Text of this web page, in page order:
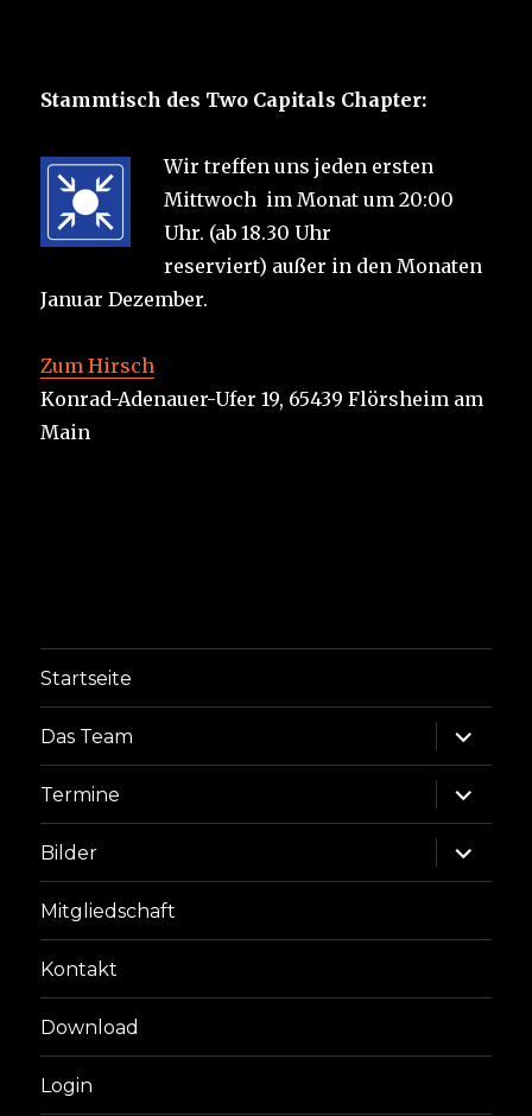
Stammtisch des Two Capitals Chapter:
Wir treffen uns jeden ersten
Mittwoch im Monat um 20:00
Uhr. (ab 18.30 Uhr
reserviert) außer in den Monaten
Januar Dezember.
Zum Hirsch
Konrad-Adenauer-Ufer 19, 65439 Flörsheim am
Main
Startseite
Das Team
Termine
Bilder
Mitgliedschaft
Kontakt
Download
Login